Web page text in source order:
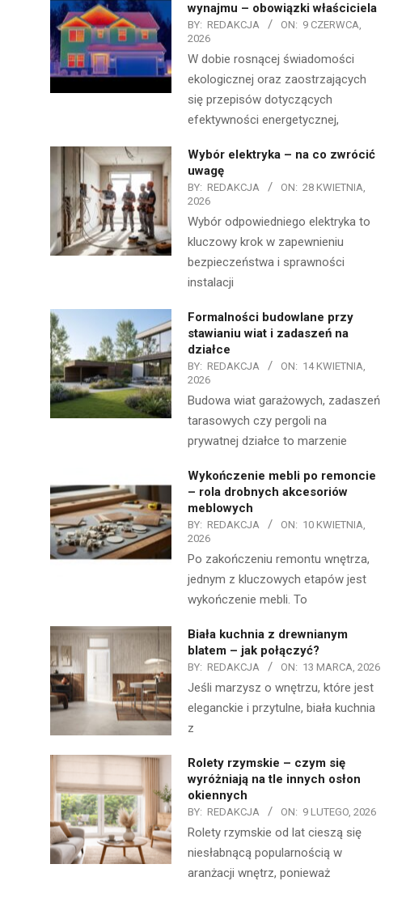
wynajmu – obowiązki właściciela
BY: REDAKCJA ON: 9 CZERWCA,
2026
W dobie rosnącej świadomości
ekologicznej oraz zaostrzających
się przepisów dotyczących
efektywności energetycznej,
Wybór elektryka – na co zwrócić
uwagę
BY: REDAKCJA ON: 28 KWIETNIA,
2026
Wybór odpowiedniego elektryka to
kluczowy krok w zapewnieniu
bezpieczeństwa i sprawności
instalacji
Formalności budowlane przy
stawianiu wiat i zadaszeń na
działce
BY: REDAKCJA ON: 14 KWIETNIA,
2026
Budowa wiat garażowych, zadaszeń
tarasowych czy pergoli na
prywatnej działce to marzenie
Wykończenie mebli po remoncie
– rola drobnych akcesoriów
meblowych
BY: REDAKCJA ON: 10 KWIETNIA,
2026
Po zakończeniu remontu wnętrza,
jednym z kluczowych etapów jest
wykończenie mebli. To
Biała kuchnia z drewnianym
blatem – jak połączyć?
BY: REDAKCJA ON: 13 MARCA, 2026
Jeśli marzysz o wnętrzu, które jest
eleganckie i przytulne, biała kuchnia
z
Rolety rzymskie – czym się
wyróżniają na tle innych osłon
okiennych
BY: REDAKCJA ON: 9 LUTEGO, 2026
Rolety rzymskie od lat cieszą się
niesłabnącą popularnością w
aranżacji wnętrz, ponieważ